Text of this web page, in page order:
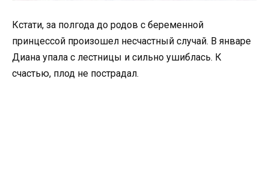
Кстати, за полгода до родов с беременной
принцессой произошел несчастный случай. В январе
Диана упала с лестницы и сильно ушиблась. К
счастью, плод не пострадал.